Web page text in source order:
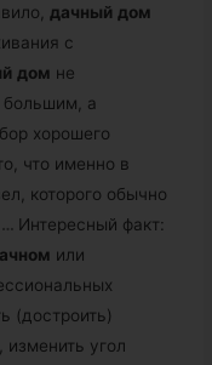
дачный дом
с
дом не
большим, а
хорошего
что именно в
которого обычно
… Интересный факт:
или
(достроить)
изменить угол